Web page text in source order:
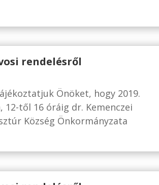
rendelésről
Önöket, hogy 2019.
12-től 16 óráig dr. Kemenczei
Község Önkormányzata